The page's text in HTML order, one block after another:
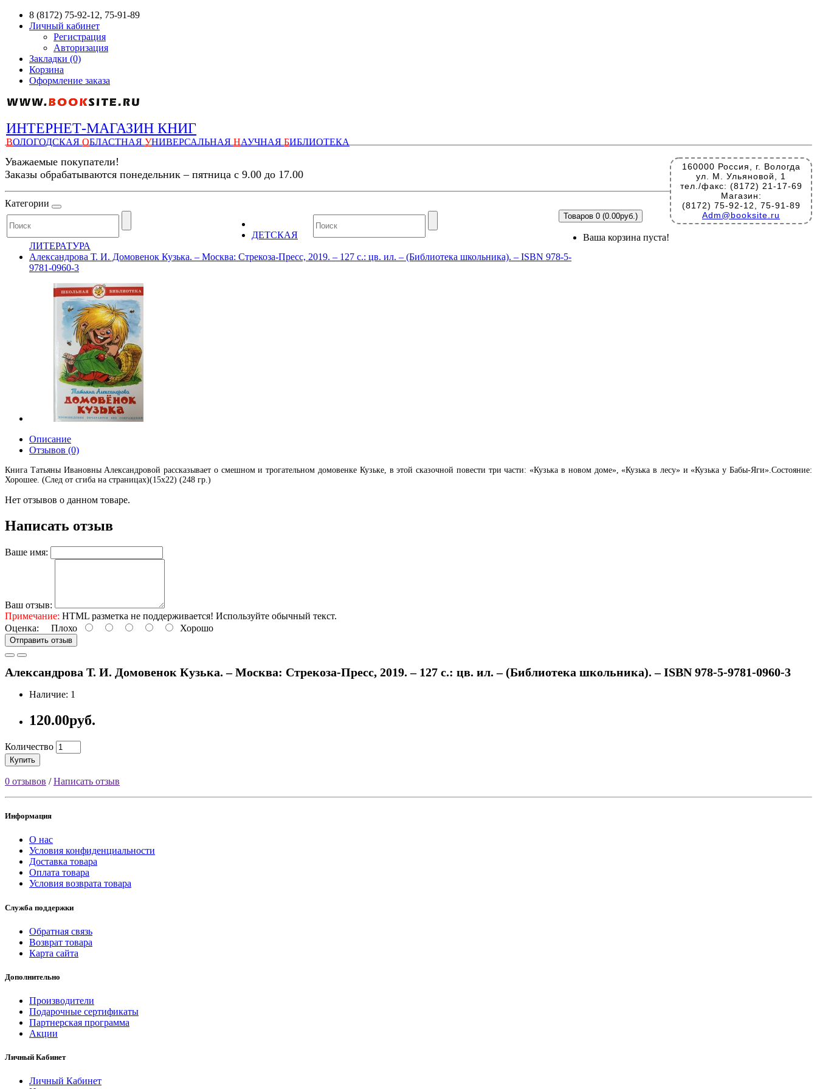
8 (8172) 75-92-12, 75-91-89
Личный кабинет
Регистрация
Авторизация
Закладки (0)
Корзина
Оформление заказа
ИНТЕРНЕТ-МАГАЗИН КНИГ
ВОЛОГОДСКАЯ ОБЛАСТНАЯ УНИВЕРСАЛЬНАЯ НАУЧНАЯ БИБЛИОТЕКА
160000 Россия, г. Вологда
ул. М. Ульяновой, 1
тел./факс: (8172) 21-17-69
Магазин:
(8172) 75-92-12, 75-91-89
Adm@booksite.ru
Уважаемые покупатели!
Заказы обрабатываются понедельник – пятница с 9.00 до 17.00
Категории
Товаров 0 (0.00руб.)
Ваша корзина пуста!
ДЕТСКАЯ
ЛИТЕРАТУРА
Александрова Т. И. Домовенок Кузька. – Москва: Стрекоза-Пресс, 2019. – 127 с.: цв. ил. – (Библиотека школьника). – ISBN 978-5-
9781-0960-3
Описание
Отзывов (0)
Книга Татьяны Ивановны Александровой рассказывает о смешном и трогательном домовенке Кузьке, в этой сказочной повести три части: «Кузька в новом доме», «Кузька в лесу» и «Кузька у Бабы-Яги».Состояние:
Хорошее. (След от сгиба на страницах)(15х22) (248 гр.)
Нет отзывов о данном товаре.
Написать отзыв
Ваше имя:
Ваш отзыв:
Примечание: HTML разметка не поддерживается! Используйте обычный текст.
Оценка: Плохо Хорошо
Отправить отзыв
Александрова Т. И. Домовенок Кузька. – Москва: Стрекоза-Пресс, 2019. – 127 с.: цв. ил. – (Библиотека школьника). – ISBN 978-5-9781-0960-3
Наличие: 1
120.00руб.
Количество
Купить
0 отзывов /Написать отзыв
Информация
О нас
Условия конфиденциальности
Доставка товара
Оплата товара
Условия возврата товара
Служба поддержки
Обратная связь
Возврат товара
Карта сайта
Дополнительно
Производители
Подарочные сертификаты
Партнерская программа
Акции
Личный Кабинет
Личный Кабинет